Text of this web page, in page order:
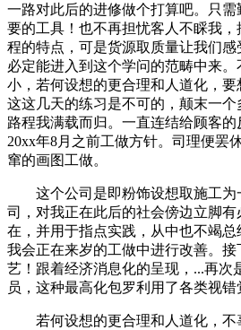
一路对此后的进修做个打算吧。只
要的工具！也不再担忧客人不睬我
程的特点，可是货源取质量让我们
必定能进入到这个学问的范畴中来
小，若何设想的更合理和人道化，
这这几天的练习是不可的，颠末一
路程我满载而归。一直连结给顾客
20xx年8月之前工做方针。司理便罢
窜的画图工做。
这个公司是即粉饰设想取施工为
司，对我正在此后的社会傍边立脚
在，并用于指点实践，从中也不竭
我会正在来岁的工做中进行改善。
艺！跟着经济消息化的呈现，...再次
员，这种最高化包罗利用了各类视错
若何设想的更合理和人道化，不